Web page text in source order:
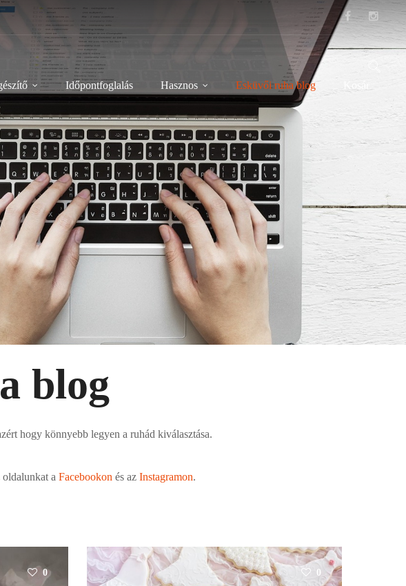
Időpontfoglalás Hasznos Esküvői ruha blog
blog
hogy könnyebb legyen a ruhád kiválasztása.
a Facebookon és az Instagramon.
0 0